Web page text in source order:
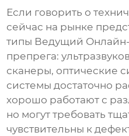
Если говорить о
сейчас на рынке
типы Ведущий
препрега:
сканеры, оптические
системы достаточно
хорошо работают с
но могут требовать
чувствительны к